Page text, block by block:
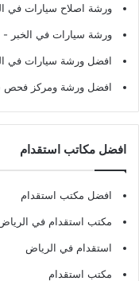
ورشة اصلاح سيارات في
ورشة سيارات في الخبر -
افضل ورشة سيارات في
افضل ورشة ومركز فحص
افضل مكاتب استقدام
افضل مكتب استقدام
مكتب استقدام في
استقدام في الرياض
مكتب استقدام